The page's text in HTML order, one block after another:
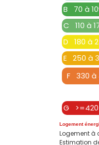
B 70 à
C 110 à
D 180 à
E 250 à
F 330 à
G >=420
Logement
Logement à
Estimation